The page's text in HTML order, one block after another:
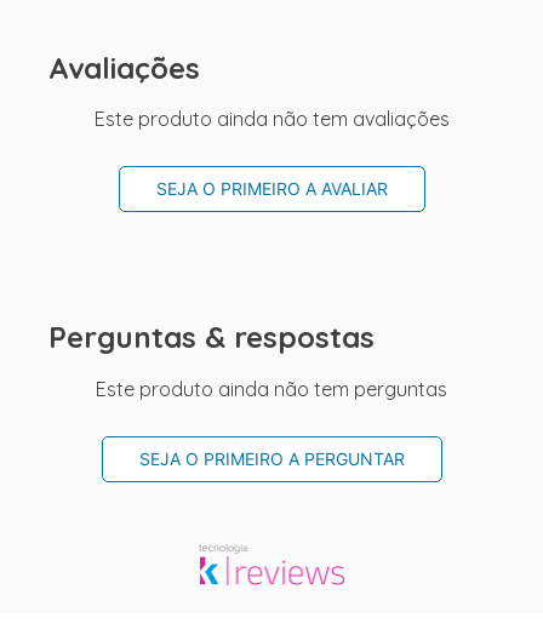
Avaliações
Este produto ainda não tem avaliações
SEJA O PRIMEIRO A AVALIAR
Perguntas & respostas
Este produto ainda não tem perguntas
SEJA O PRIMEIRO A PERGUNTAR